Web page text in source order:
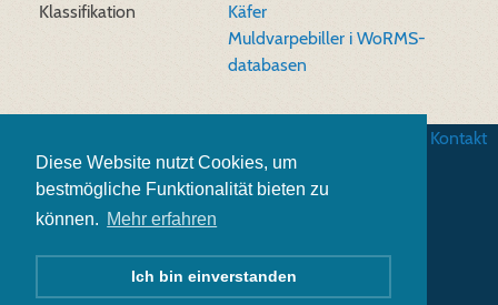
Diese Website nutzt Cookies, um
bestmögliche Funktionalität bieten zu
können. Mehr erfahren
Ich bin einverstanden
Klassifikation
Käfer
Muldvarpebiller i WoRMS-
databasen
Kontakt